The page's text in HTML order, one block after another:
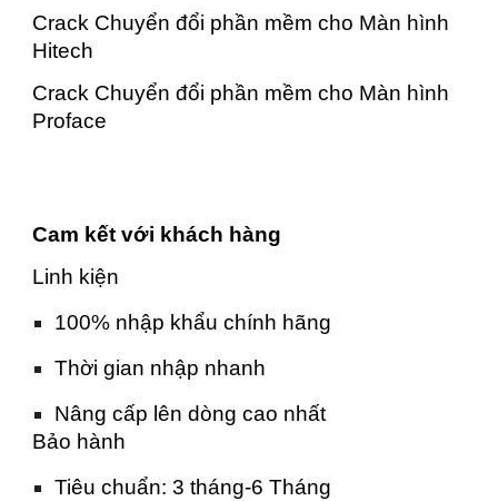
Crack Chuyển đổi phần mềm cho Màn hình
Hitech
Crack Chuyển đổi phần mềm cho Màn hình
Proface
Cam kết với khách hàng
Linh kiện
100% nhập khẩu chính hãng
Thời gian nhập nhanh
Nâng cấp lên dòng cao nhất
Bảo hành
Tiêu chuẩn: 3 tháng-6 Tháng